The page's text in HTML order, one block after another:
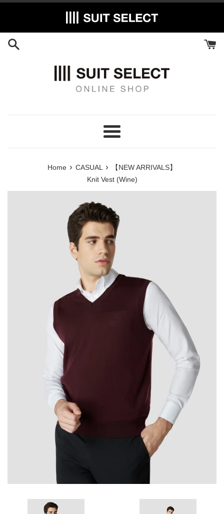
Skip
Menu
Home › CASUAL ›
【NEW ARRIVALS】
Knit Vest (Wine)